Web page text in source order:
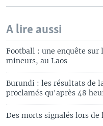
A lire aussi
Football : une enquête
mineurs, au Laos
Burundi : les résultats de
proclamés qu'après 48
Des morts signalés lors